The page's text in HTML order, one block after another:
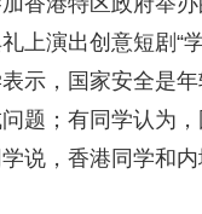
上演出创意短剧“
示，国家安全是
题；有同学认为
说，香港同学和